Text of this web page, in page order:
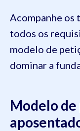
Acompanhe os
todos os
modelo de
dominar a
Modelo